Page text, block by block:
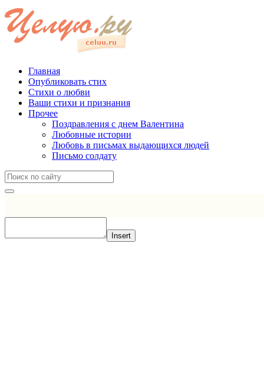
Главная
Опубликовать стих
Стихи о любви
Ваши стихи и признания
Прочее
Поздравления с днем Валентина
Любовные истории
Любовь в письмах выдающихся людей
Письмо солдату
Insert